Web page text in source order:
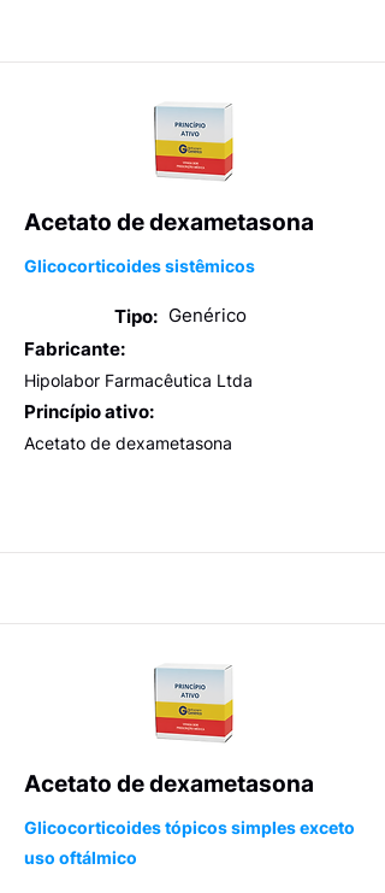
Acetato de dexametasona
Glicocorticoides sistêmicos
Tipo: Genérico
Fabricante:
Hipolabor Farmacêutica Ltda
Princípio ativo:
Acetato de dexametasona
Acetato de dexametasona
Glicocorticoides tópicos simples exceto
uso oftálmico